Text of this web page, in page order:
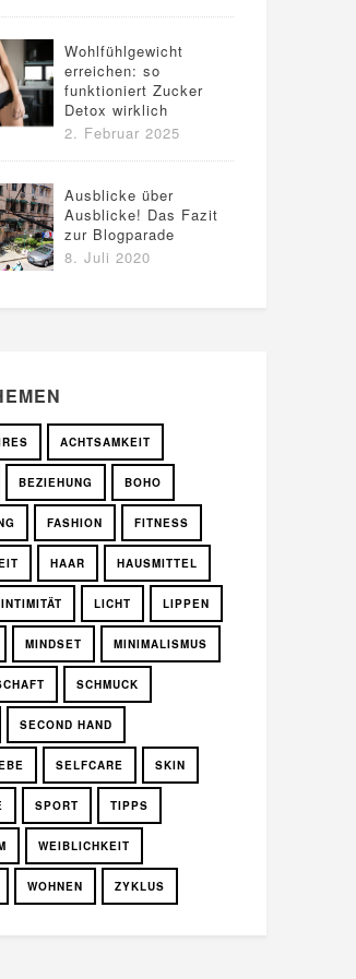
Wohlfühlgewicht
erreichen: so
funktioniert Zucker
Detox wirklich
2. Februar 2025
Ausblicke über
Ausblicke! Das Fazit
zur Blogparade
8. Juli 2020
ACHTSAMKEIT
BEZIEHUNG BOHO
FASHION FITNESS
HAAR HAUSMITTEL
INTIMITÄT LICHT LIPPEN
MINDSET MINIMALISMUS
SCHMUCK
SECOND HAND
SELFCARE SKIN
SPORT TIPPS
WEIBLICHKEIT
WOHNEN ZYKLUS